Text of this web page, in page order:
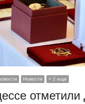
Новости + 2 еще
отметили